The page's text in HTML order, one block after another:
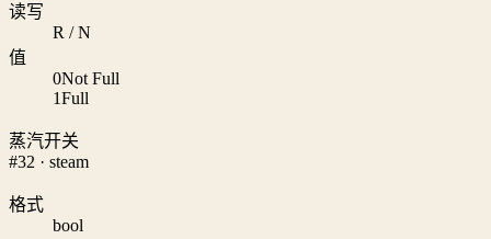
读写
R / N
值
0Not Full
1Full
蒸汽开关
#32 · steam
格式
bool